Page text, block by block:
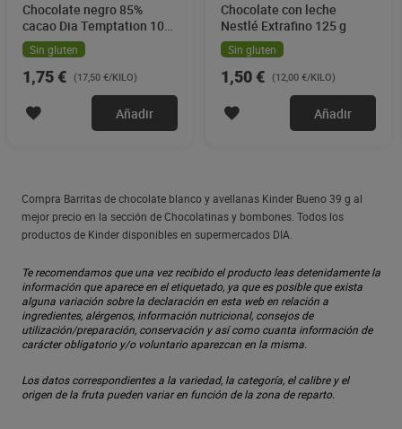
Chocolate negro 85%
cacao Dia Temptation 100
gSin gluten
1,75 € (17,50 €/KILO)
Añadir
Chocolate con leche
Nestlé Extrafino 125 g
Sin gluten
1,50 € (12,00 €/KILO)
Añadir
Compra Barritas de chocolate blanco y avellanas Kinder Bueno 39 g al
mejor precio en la sección de Chocolatinas y bombones. Todos los
productos de Kinder disponibles en supermercados DIA.
Te recomendamos que una vez recibido el producto leas detenidamente la
información que aparece en el etiquetado, ya que es posible que exista
alguna variación sobre la declaración en esta web en relación a
ingredientes, alérgenos, información nutricional, consejos de
utilización/preparación, conservación y así como cuanta información de
carácter obligatorio y/o voluntario aparezcan en la misma.
Los datos correspondientes a la variedad, la categoría, el calibre y el
origen de la fruta pueden variar en función de la zona de reparto.